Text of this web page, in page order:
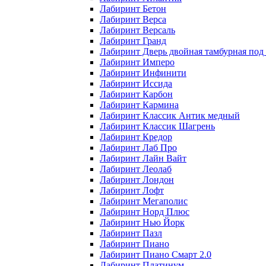
Лабиринт Бетон
Лабиринт Верса
Лабиринт Версаль
Лабиринт Гранд
Лабиринт Дверь двойная тамбурная под
Лабиринт Имперо
Лабиринт Инфинити
Лабиринт Иссида
Лабиринт Карбон
Лабиринт Кармина
Лабиринт Классик Антик медный
Лабиринт Классик Шагрень
Лабиринт Кредор
Лабиринт Лаб Про
Лабиринт Лайн Вайт
Лабиринт Леолаб
Лабиринт Лондон
Лабиринт Лофт
Лабиринт Мегаполис
Лабиринт Норд Плюс
Лабиринт Нью Йорк
Лабиринт Пазл
Лабиринт Пиано
Лабиринт Пиано Смарт 2.0